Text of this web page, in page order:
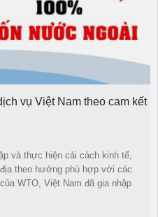
vụ Việt Nam theo cam kết
và thực hiện cải cách kinh tế,
theo hướng phù hợp với các
WTO, Việt Nam đã gia nhập